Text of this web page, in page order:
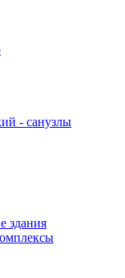
- санузлы
здания